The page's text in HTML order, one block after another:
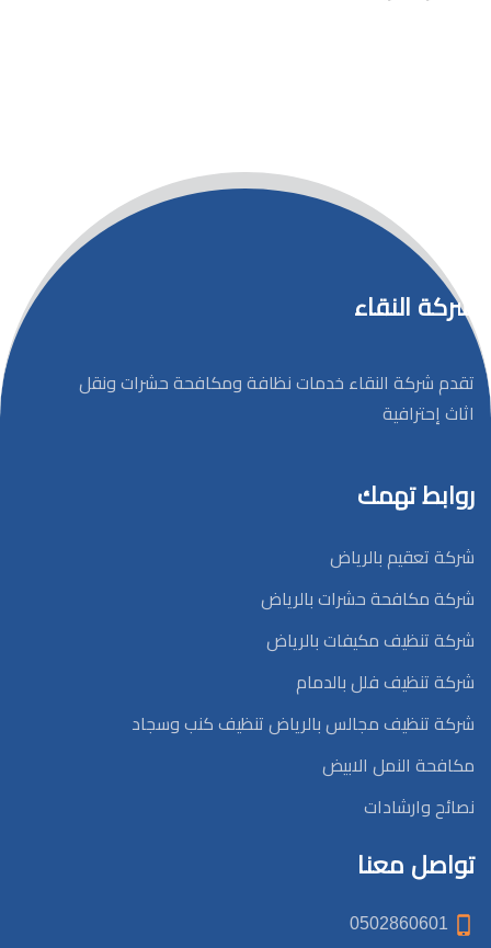
شركة النقاء
تقدم شركة النقاء خدمات نظافة ومكافحة حشرات ونقل
اثاث إحترافية
روابط تهمك
شركة تعقيم بالرياض
شركة مكافحة حشرات بالرياض
شركة تنظيف مكيفات بالرياض
شركة تنظيف فلل بالدمام
شركة تنظيف مجالس بالرياض تنظيف كنب وسجاد
مكافحة النمل الابيض
نصائح وارشادات
تواصل معنا